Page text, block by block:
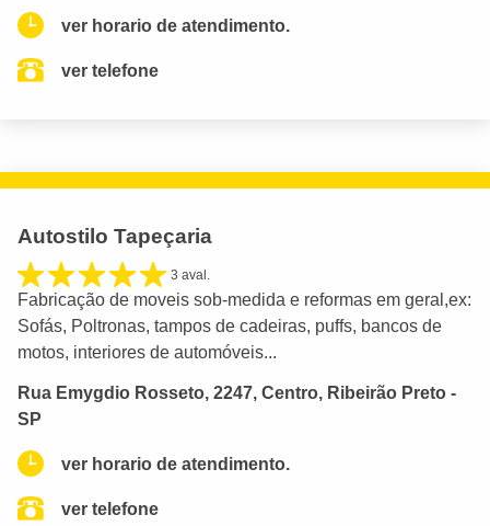
ver horario de atendimento.
ver telefone
Autostilo Tapeçaria
3 aval.
Fabricação de moveis sob-medida e reformas em geral,ex:
Sofás, Poltronas, tampos de cadeiras, puffs, bancos de
motos, interiores de automóveis...
Rua Emygdio Rosseto, 2247, Centro, Ribeirão Preto -
SP
ver horario de atendimento.
ver telefone